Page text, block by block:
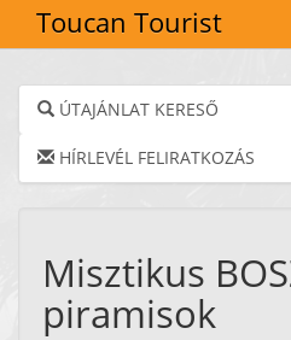
Toucan Tourist
ÚTAJÁNLAT KERESŐ
HÍRLEVÉL FELIRATKOZÁS
Misztikus
piramisok